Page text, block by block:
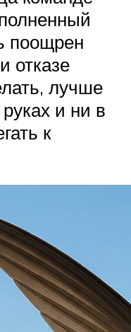
поощрен
отказе
лучше
и ни в
к